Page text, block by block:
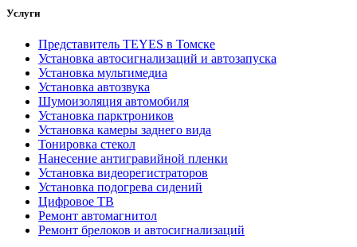
Услуги
Представитель TEYES в Томске
Установка автосигнализаций и автозапуска
Установка мультимедиа
Установка автозвука
Шумоизоляция автомобиля
Установка парктроников
Установка камеры заднего вида
Тонировка стекол
Нанесение антигравийной пленки
Установка видеорегистраторов
Установка подогрева сидений
Цифровое ТВ
Ремонт автомагнитол
Ремонт брелоков и автосигнализаций